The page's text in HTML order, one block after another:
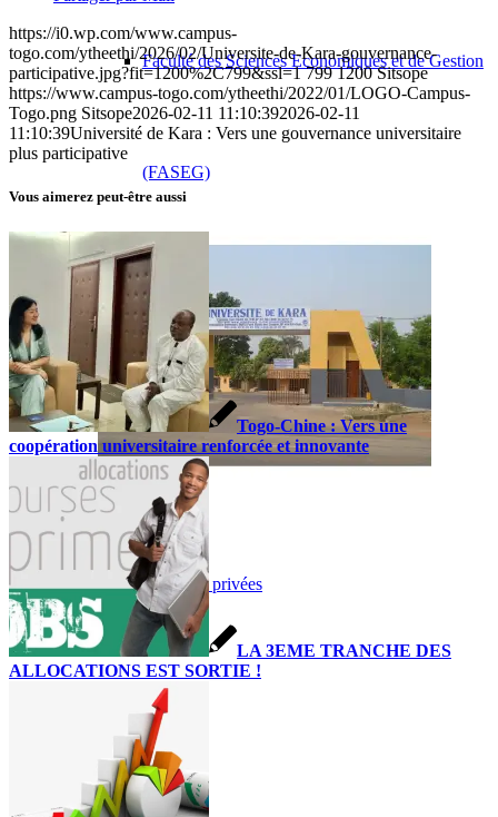
Faculté des Sciences Economiques et de Gestion
(FASEG)
Universités et écoles privées
CEFIP
https://i0.wp.com/www.campus-
togo.com/ytheethi/2026/02/Universite-de-Kara-gouvernance-
participative.jpg?fit=1200%2C799&ssl=1 799 1200 Sitsope
https://www.campus-togo.com/ytheethi/2022/01/LOGO-Campus-
Togo.png Sitsope2026-02-11 11:10:392026-02-11
11:10:39Université de Kara : Vers une gouvernance universitaire
plus participative
Vous aimerez peut-être aussi
Togo-Chine : Vers une
coopération universitaire renforcée et innovante
LA 3EME TRANCHE DES
ALLOCATIONS EST SORTIE !